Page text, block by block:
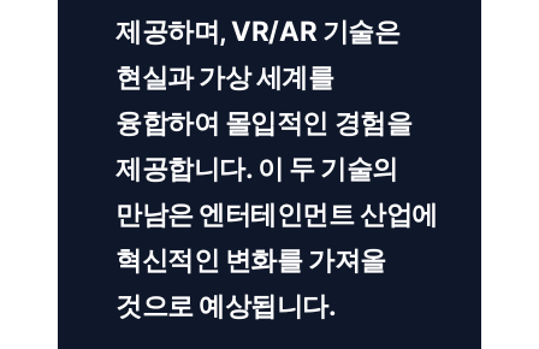
제공하며, VR/AR 기술은
현실과 가상 세계를
융합하여 몰입적인 경험을
제공합니다. 이 두 기술의
만남은 엔터테인먼트 산업에
혁신적인 변화를 가져올
것으로 예상됩니다.